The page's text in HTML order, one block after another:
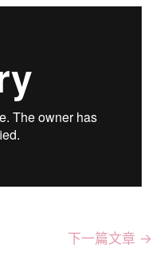
下一篇文章 →